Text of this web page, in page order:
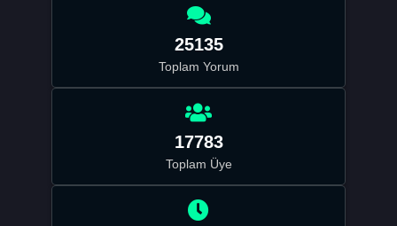
25135
Toplam Yorum
17783
Toplam Üye